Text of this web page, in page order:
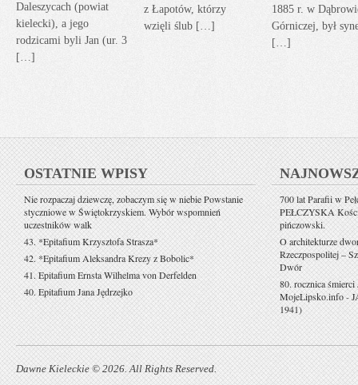
Daleszycach (powiat
kielecki), a jego
rodzicami byli Jan (ur. 3
[…]
z Łapotów, którzy
wzięli ślub […]
1885 r. w
Górniczej, był
[…]
OSTATNIE WPISY
Nie rozpaczaj dziewczę, zobaczym się w niebie Powstanie
styczniowe w Świętokrzyskiem. Wybór wspomnień
uczestników walk
43. *Epitafium Krzysztofa Strasza*
42. *Epitafium Aleksandra Krezy z Bobolic*
41. Epitafium Ernsta Wilhelma von Derfelden
40. Epitafium Jana Jędrzejko
700 lat Parafii w
PEŁCZYSKA
pińczowski.
O architekturze
Rzeczpospolitej –
Dwór
80. rocznica
MojeLipsko.info-
1941)
Dawne Kieleckie © 2026. All Rights Reserved.